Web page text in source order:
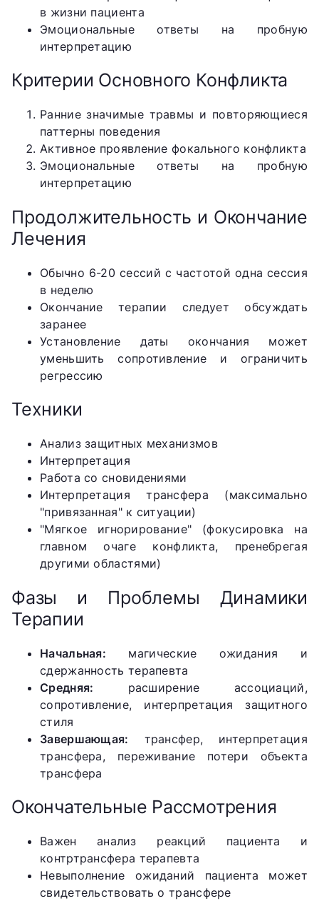
в жизни пациента
Эмоциональные ответы на пробную
интерпретацию
Критерии Основного Конфликта
Ранние значимые травмы и повторяющиеся
паттерны поведения
Активное проявление фокального конфликта
Эмоциональные ответы на пробную
интерпретацию
Продолжительность и Окончание
Лечения
Обычно 6-20 сессий с частотой одна сессия
в неделю
Окончание терапии следует обсуждать
заранее
Установление даты окончания может
уменьшить сопротивление и ограничить
регрессию
Техники
Анализ защитных механизмов
Интерпретация
Работа со сновидениями
Интерпретация трансфера (максимально
"привязанная" к ситуации)
"Мягкое игнорирование" (фокусировка на
главном очаге конфликта, пренебрегая
другими областями)
Фазы и Проблемы Динамики
Терапии
Начальная: магические ожидания и
сдержанность терапевта
Средняя: расширение ассоциаций,
сопротивление, интерпретация защитного
стиля
Завершающая: трансфер, интерпретация
трансфера, переживание потери объекта
трансфера
Окончательные Рассмотрения
Важен анализ реакций пациента и
контртрансфера терапевта
Невыполнение ожиданий пациента может
свидетельствовать о трансфере